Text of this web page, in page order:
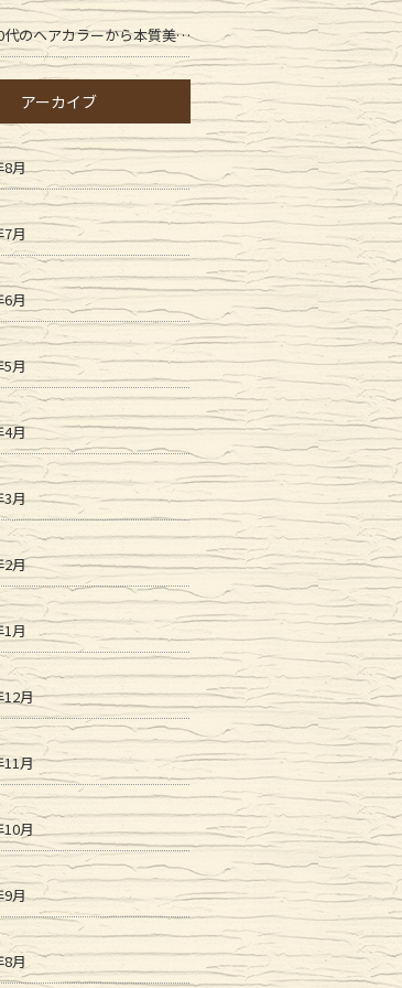
10代20代のヘアカラーから本質美を提供します。
アーカイブ
8月
月
月
5月
4月
3月
2月
月
12月
11月
月
9月
月